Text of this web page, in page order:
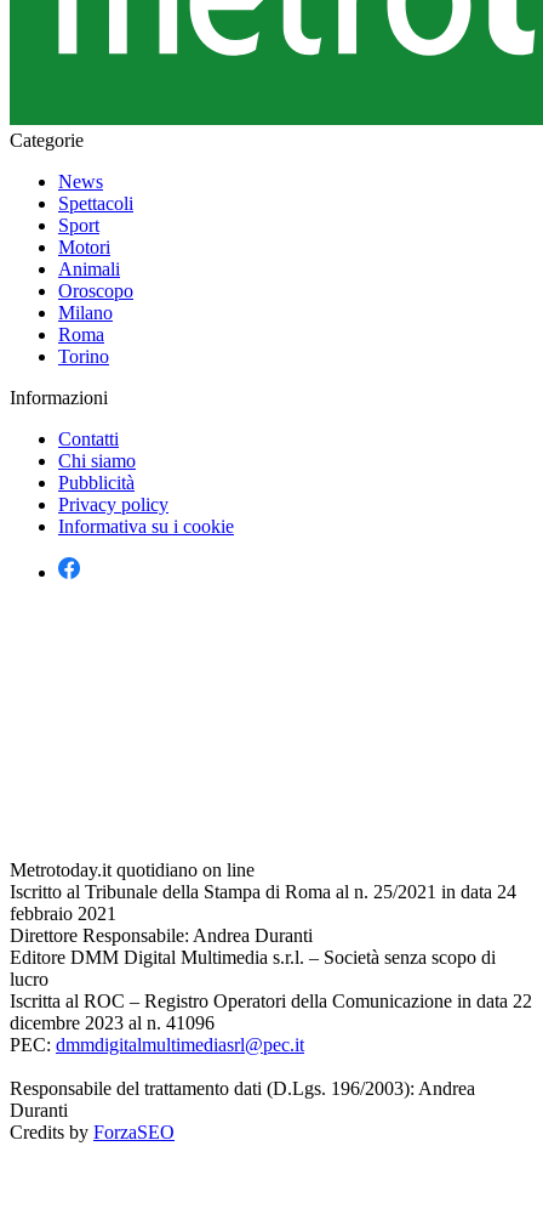
Categorie
News
Spettacoli
Sport
Motori
Animali
Oroscopo
Milano
Roma
Torino
Informazioni
Contatti
Chi siamo
Pubblicità
Privacy policy
Informativa su i cookie
Metrotoday.it quotidiano on line
Iscritto al Tribunale della Stampa di Roma al n. 25/2021 in data 24
febbraio 2021
Direttore Responsabile: Andrea Duranti
Editore DMM Digital Multimedia s.r.l. – Società senza scopo di
lucro
Iscritta al ROC – Registro Operatori della Comunicazione in data 22
dicembre 2023 al n. 41096
PEC: dmmdigitalmultimediasrl@pec.it
Responsabile del trattamento dati (D.Lgs. 196/2003): Andrea
Duranti
Credits by ForzaSEO